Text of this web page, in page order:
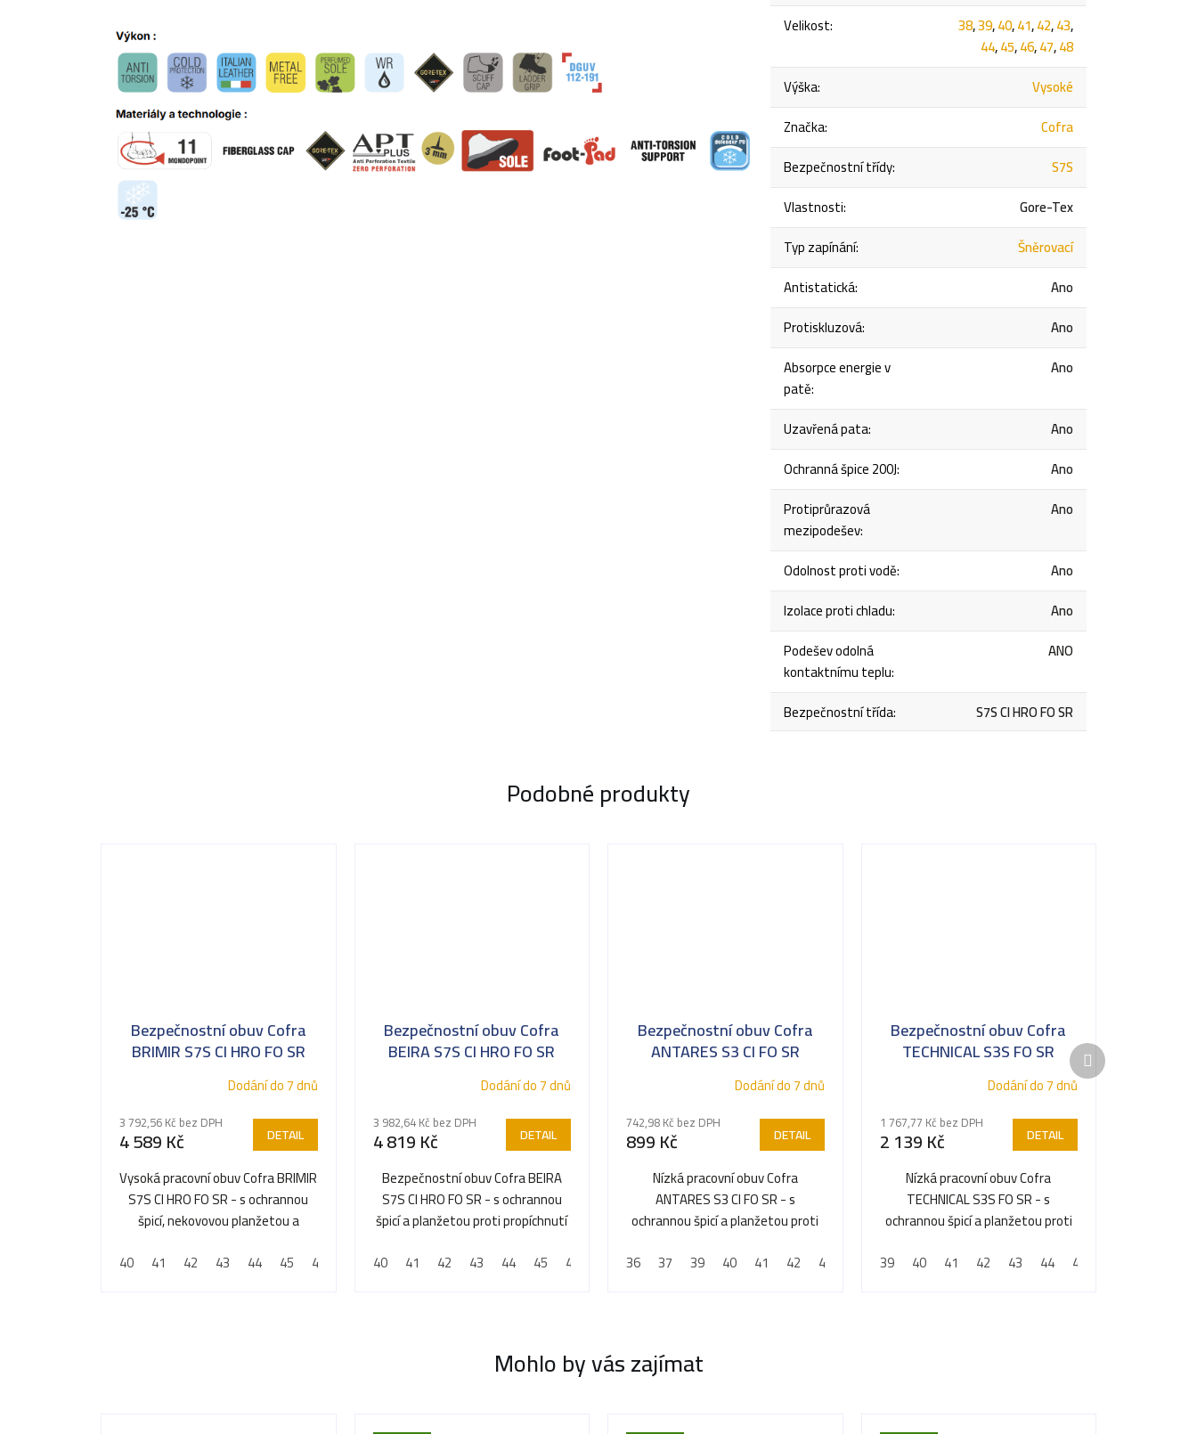
Velikost: 38,39,40,41,42,43,
44,45,46,47,48
Výška:
Vysoké
Značka:
Cofra
Bezpečnostní třídy:
S7S
Vlastnosti:
Gore-Tex
Typ zapínání:
Šněrovací
Antistatická:
Ano
Protiskluzová:
Ano
Absorpce energie v
patě:
Ano
Uzavřená pata:
Ano
Ochranná špice 200J:
Ano
Protiprůrazová
mezipodešev:
Ano
Odolnost proti vodě:
Ano
Izolace proti chladu:
Ano
Podešev odolná
kontaktnímu teplu:
ANO
Bezpečnostní třída: S7S CI HRO FO SR
Podobné produkty
Bezpečnostní obuv Cofra
BRIMIR S7S CI HRO FO SR
Dodání do 7 dnů
3 792,56 Kč bez DPH
4 589 Kč DETAIL
Vysoká pracovní obuv Cofra BRIMIR
S7S CI HRO FO SR - s ochrannou
špicí, nekovovou planžetou a
40 41 42 43 44 45 46 48
Bezpečnostní obuv Cofra
BEIRA S7S CI HRO FO SR
Dodání do 7 dnů
3 982,64 Kč bez DPH
4 819 Kč DETAIL
Bezpečnostní obuv Cofra BEIRA
S7S CI HRO FO SR - s ochrannou
špicí a planžetou proti propíchnutí
40
41 42 43 44 45 46
Bezpečnostní obuv Cofra
ANTARES S3 CI FO SR
Dodání do 7 dnů
742,98 Kč bez DPH
899 Kč DETAIL
Nízká pracovní obuv Cofra
ANTARES S3 CI FO SR - s
ochrannou špicí a planžetou proti
36 37 39 40 41 42 43 45 46 47 48
Bezpečnostní obuv Cofra
TECHNICAL S3S FO SR
Dodání do 7 dnů
1 767,77 Kč bez DPH
2 139 Kč DETAIL
Nízká pracovní obuv Cofra
TECHNICAL S3S FO SR - s
ochrannou špicí a planžetou proti
39 40 41 42 43 44 45
Další
produkt
Mohlo by vás zajímat